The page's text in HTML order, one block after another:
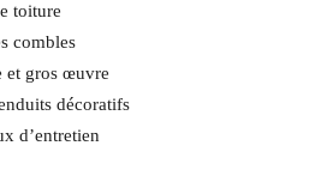
toiture
combles
et gros œuvre
décoratifs
d’entretien